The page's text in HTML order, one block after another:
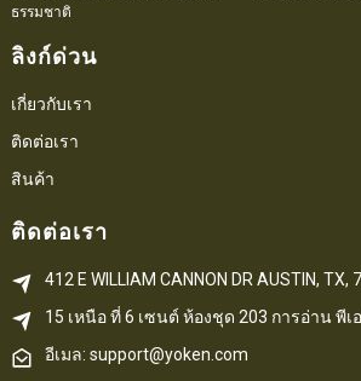
ธรรมชาติ
ลิงก์ด่วน
เกี่ยวกับเรา
ติดต่อเรา
สินค้า
ติดต่อเรา
412 E WILLIAM CANNON DR AUSTIN, TX,
15 เหนือ ที่ 6 เซนต์ ห้องชุด 203 การอ่าน พีเอ
อีเมล: support@yoken.com